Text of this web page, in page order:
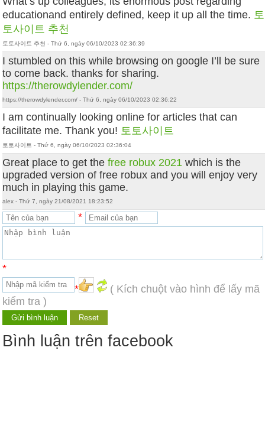
educationand entirely defined, keep it up all the time. 토
토사이트 추천
토토사이트 추천 - Thứ 6, ngày 06/10/2023 02:36:39
I stumbled on this while browsing on google I’ll be sure
to come back. thanks for sharing.
https://therowdylender.com/
https://therowdylender.com/ - Thứ 6, ngày 06/10/2023 02:36:22
I am continually looking online for articles that can
facilitate me. Thank you! 토토사이트
토토사이트 - Thứ 6, ngày 06/10/2023 02:36:04
Great place to get thefree robux 2021 which is the
upgraded version of free robux and you will enjoy very
much in playing this game.
alex - Thứ 7, ngày 21/08/2021 18:23:52
*
*
*
( Kích chuột vào hình để lấy mã
kiểm tra )
Bình luận trên facebook